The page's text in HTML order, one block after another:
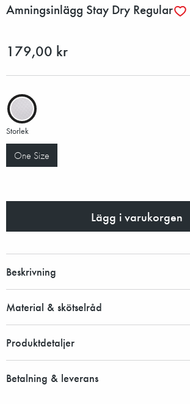
Amningsinlägg Stay Dry Regular
179,00 kr
Storlek
One Size
Lägg i varukorgen
Beskrivning
Material & skötselråd
Produktdetaljer
Betalning & leverans